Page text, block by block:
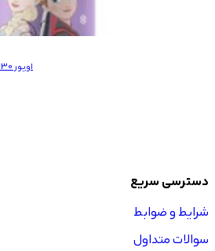
اسپری بدن کودک مدل Frozen اویور 130 میل
دسترسی سریع
شرایط و ضوابط
سوالات متداول